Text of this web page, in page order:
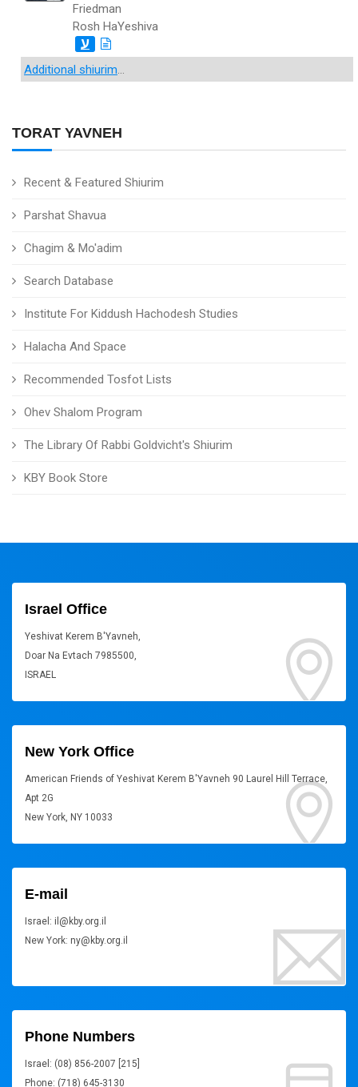
TORAT YAVNEH
Recent & Featured Shiurim
Parshat Shavua
Chagim & Mo'adim
Search Database
Institute For Kiddush Hachodesh Studies
Halacha And Space
Recommended Tosfot Lists
Ohev Shalom Program
The Library Of Rabbi Goldvicht's Shiurim
KBY Book Store
Friedman
Rosh HaYeshiva
ע
Additional shiurim...
Israel Office
Yeshivat Kerem B'Yavneh,
Doar Na Evtach 7985500,
ISRAEL
New York Office
American Friends of Yeshivat Kerem B'Yavneh 90 Laurel Hill Terrace,
Apt 2G
New York, NY 10033
E-mail
Israel: il@kby.org.il
New York: ny@kby.org.il
Phone Numbers
Israel: (08) 856-2007 [215]
Phone: (718) 645-3130